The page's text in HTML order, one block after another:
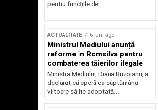
pentru funcțiile de...
ACTUALITATE 6 luni ago
Ministrul Mediului anunță
reforme în Romsilva pentru
combaterea tăierilor ilegale
Ministra Mediului, Diana Buzoianu, a
declarat că speră ca săptămâna
viitoare să fie adoptată...